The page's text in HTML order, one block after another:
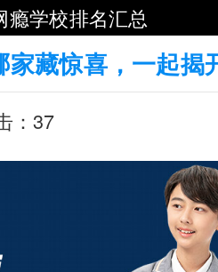
瘾学校排名汇总
藏惊喜，一起揭
：37